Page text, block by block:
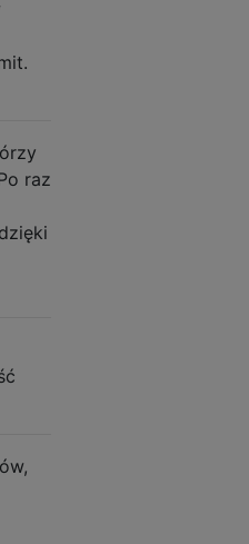
raz